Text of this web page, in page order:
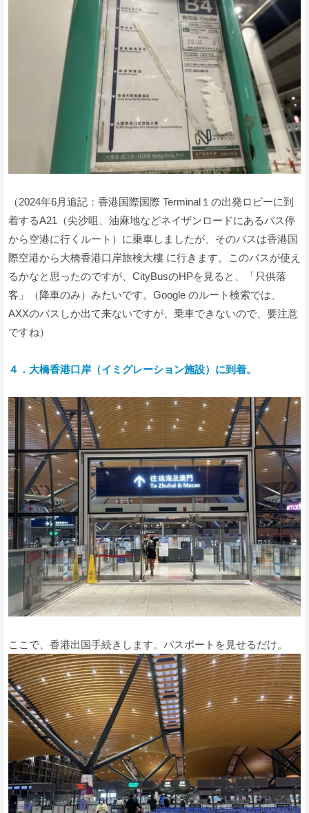
（2024年6月追記：香港国際国際 Terminal１の出発ロビーに到
着するA21（尖沙咀、油麻地などネイザンロードにあるバス停
から空港に行くルート）に乗車しましたが、そのバスは香港国
際空港から大橋香港口岸旅検大樓 に行きます。このバスが使え
るかなと思ったのですが、CityBusのHPを見ると、「只供落
客」（降車のみ）みたいです。Google のルート検索では、
AXXのバスしか出て来ないですが、乗車できないので、要注意
ですね）
４．大橋香港口岸（イミグレーション施設）に到着。
ここで、香港出国手続きします。パスポートを見せるだけ。